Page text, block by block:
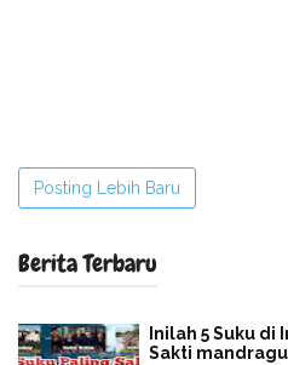
Posting Lebih Baru
Berita Terbaru
Inilah 5 Suku
Sakti